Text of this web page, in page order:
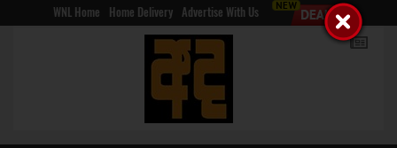
WNL Home Home Delivery Advertise With Us